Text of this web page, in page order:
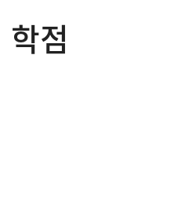
점